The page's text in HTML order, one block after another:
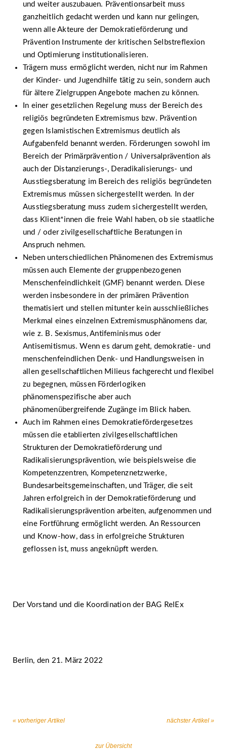
und weiter auszubauen. Präventionsarbeit muss
ganzheitlich gedacht werden und kann nur gelingen,
wenn alle Akteure der Demokratieförderung und
Prävention Instrumente der kritischen Selbstreflexion
und Optimierung institutionalisieren.
Trägern muss ermöglicht werden, nicht nur im Rahmen
der Kinder- und Jugendhilfe tätig zu sein, sondern auch
für ältere Zielgruppen Angebote machen zu können.
In einer gesetzlichen Regelung muss der Bereich des
religiös begründeten Extremismus bzw. Prävention
gegen Islamistischen Extremismus deutlich als
Aufgabenfeld benannt werden. Förderungen sowohl im
Bereich der Primärprävention / Universalprävention als
auch der Distanzierungs-, Deradikalisierungs- und
Ausstiegsberatung im Bereich des religiös begründeten
Extremismus müssen sichergestellt werden. In der
Ausstiegsberatung muss zudem sichergestellt werden,
dass Klient*innen die freie Wahl haben, ob sie staatliche
und / oder zivilgesellschaftliche Beratungen in
Anspruch nehmen.
Neben unterschiedlichen Phänomenen des Extremismus
müssen auch Elemente der gruppenbezogenen
Menschenfeindlichkeit (GMF) benannt werden. Diese
werden insbesondere in der primären Prävention
thematisiert und stellen mitunter kein ausschließliches
Merkmal eines einzelnen Extremismusphänomens dar,
wie z. B. Sexismus, Antifeminismus oder
Antisemitismus. Wenn es darum geht, demokratie- und
menschenfeindlichen Denk- und Handlungsweisen in
allen gesellschaftlichen Milieus fachgerecht und flexibel
zu begegnen, müssen Förderlogiken
phänomenspezifische aber auch
phänomenübergreifende Zugänge im Blick haben.
Auch im Rahmen eines Demokratiefördergesetzes
müssen die etablierten zivilgesellschaftlichen
Strukturen der Demokratieförderung und
Radikalisierungsprävention, wie beispielsweise die
Kompetenzzentren, Kompetenznetzwerke,
Bundesarbeitsgemeinschaften, und Träger, die seit
Jahren erfolgreich in der Demokratieförderung und
Radikalisierungsprävention arbeiten, aufgenommen und
eine Fortführung ermöglicht werden. An Ressourcen
und Know-how, dass in erfolgreiche Strukturen
geflossen ist, muss angeknüpft werden.
Der Vorstand und die Koordination der BAG RelEx
Berlin, den 21. März 2022
« vorheriger Artikel
zur Übersicht
nächster Artikel »